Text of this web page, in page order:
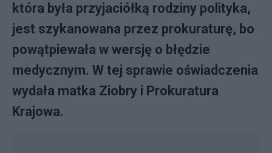
która była przyjaciółką rodziny polityka,
jest szykanowana przez prokuraturę, bo
powątpiewała w wersję o błędzie
medycznym. W tej sprawie oświadczenia
wydała matka Ziobry i Prokuratura
Krajowa.